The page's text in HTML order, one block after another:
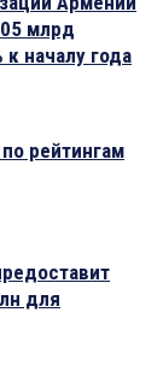
млрд
началу года
рейтингам
для